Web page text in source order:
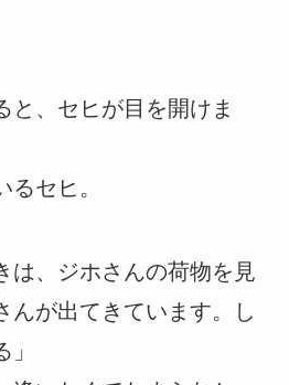
と、セヒが目を開けま
セヒ。
は、ジホさんの荷物を見
んが出てきています。し